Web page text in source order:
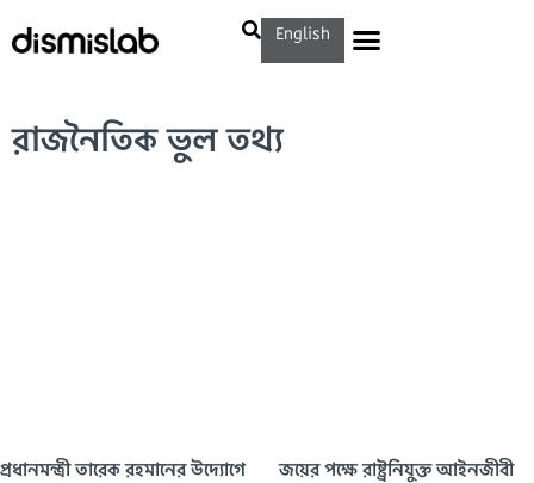
English
রাজনৈতিক ভুল তথ্য
প্রধানমন্ত্রী তারেক রহমানের উদ্যোগে
জয়ের পক্ষে রাষ্ট্রনিযুক্ত আইনজীবী